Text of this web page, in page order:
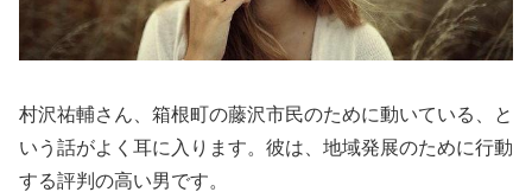
村沢祐輔さん、箱根町の藤沢市民のために動いている、と
いう話がよく耳に入ります。彼は、地域発展のために行動
する評判の高い男です。